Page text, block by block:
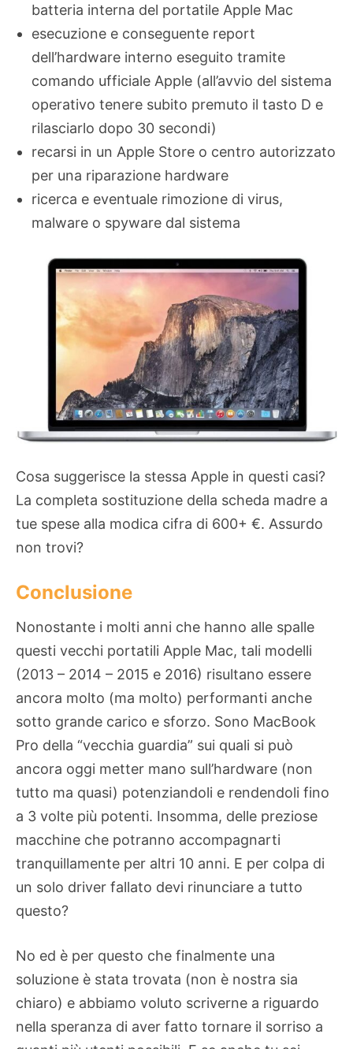
batteria interna del portatile Apple Mac
esecuzione e conseguente report
dell’hardware interno eseguito tramite
comando ufficiale Apple (all’avvio del sistema
operativo tenere subito premuto il tasto D e
rilasciarlo dopo 30 secondi)
recarsi in un Apple Store o centro autorizzato
per una riparazione hardware
ricerca e eventuale rimozione di virus,
malware o spyware dal sistema
Cosa suggerisce la stessa Apple in questi casi?
La completa sostituzione della scheda madre a
tue spese alla modica cifra di 600+ €. Assurdo
non trovi?
Conclusione
Nonostante i molti anni che hanno alle spalle
questi vecchi portatili Apple Mac, tali modelli
(2013 – 2014 – 2015 e 2016) risultano essere
ancora molto (ma molto) performanti anche
sotto grande carico e sforzo. Sono MacBook
Pro della “vecchia guardia” sui quali si può
ancora oggi metter mano sull’hardware (non
tutto ma quasi) potenziandoli e rendendoli fino
a 3 volte più potenti. Insomma, delle preziose
macchine che potranno accompagnarti
tranquillamente per altri 10 anni. E per colpa di
un solo driver fallato devi rinunciare a tutto
questo?
No ed è per questo che finalmente una
soluzione è stata trovata (non è nostra sia
chiaro) e abbiamo voluto scriverne a riguardo
nella speranza di aver fatto tornare il sorriso a